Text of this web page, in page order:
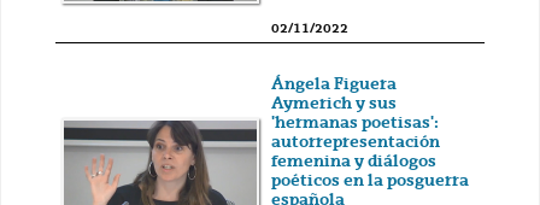
02/11/2022
Ángela Figuera
Aymerich y sus
'hermanas poetisas':
autorrepresentación
femenina y diálogos
poéticos en la posguerra
española